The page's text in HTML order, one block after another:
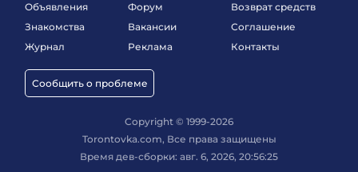
Объявления
Знакомства
Журнал
Сообщить о проблеме
Форум
Вакансии
Реклама
Возврат средств
Соглашение
Контакты
Copyright © 1999-2026
Torontovka.com, Все права защищены
Время дев-сборки: авг. 6, 2026, 20:56:25